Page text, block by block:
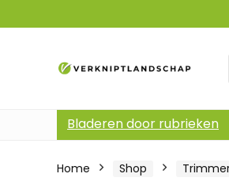
Bladeren door rubrieken
Home Shop